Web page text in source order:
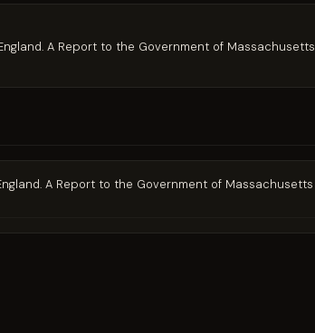
A Report to the Government of Massachusetts
A Report to the Government of Massachusetts